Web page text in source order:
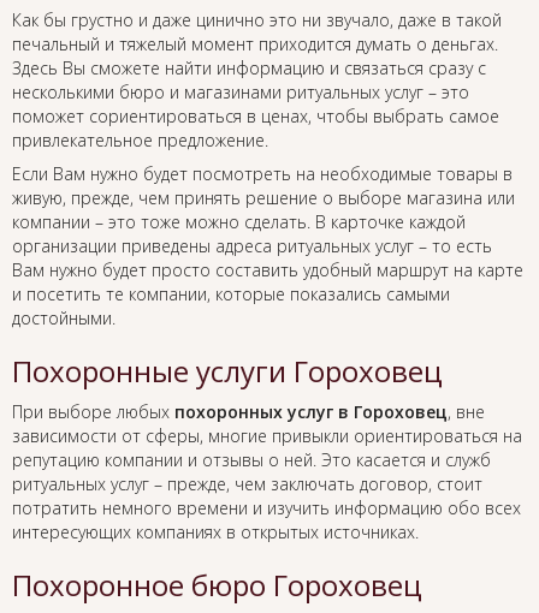
Как бы грустно и даже цинично это ни звучало, даже в такой
печальный и тяжелый момент приходится думать о деньгах.
Здесь Вы сможете найти информацию и связаться сразу с
несколькими бюро и магазинами ритуальных услуг – это
поможет сориентироваться в ценах, чтобы выбрать самое
привлекательное предложение.
Если Вам нужно будет посмотреть на необходимые товары в
живую, прежде, чем принять решение о выборе магазина или
компании – это тоже можно сделать. В карточке каждой
организации приведены адреса ритуальных услуг – то есть
Вам нужно будет просто составить удобный маршрут на карте
и посетить те компании, которые показались самыми
достойными.
Похоронные услуги Гороховец
При выборе любых похоронных услуг в Гороховец, вне
зависимости от сферы, многие привыкли ориентироваться на
репутацию компании и отзывы о ней. Это касается и служб
ритуальных услуг – прежде, чем заключать договор, стоит
потратить немного времени и изучить информацию обо всех
интересующих компаниях в открытых источниках.
Похоронное бюро Гороховец